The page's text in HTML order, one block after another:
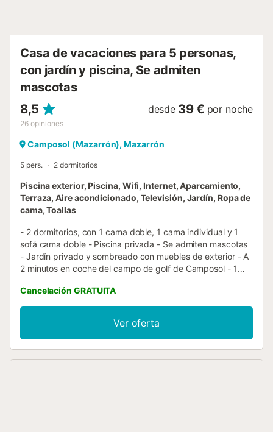
Casa de vacaciones para 5 personas,
con jardín y piscina, Se admiten
mascotas
8,5
26 opiniones
desde 39 € por noche
Camposol (Mazarrón), Mazarrón
5 pers. 2 dormitorios
Piscina exterior, Piscina, Wifi, Internet, Aparcamiento,
Terraza, Aire acondicionado, Televisión, Jardín, Ropa de
cama, Toallas
- 2 dormitorios, con 1 cama doble, 1 cama individual y 1
sofá cama doble - Piscina privada - Se admiten mascotas
- Jardín privado y sombreado con muebles de exterior - A
2 minutos en coche del campo de golf de Camposol - 1
toda la casa - Aparcamiento gratuito en el recinto -
Mosquiteras en todas las ventanas y puertas - Cocina
totalmente equipada - Ropa de cama, toallas y artículos
de aseo básicos incluidos Atracciones: - Campo de golf de
Camposol (a 2 minutos en coche) - Mercado de los jueves
Cancelación GRATUITA
Ver oferta